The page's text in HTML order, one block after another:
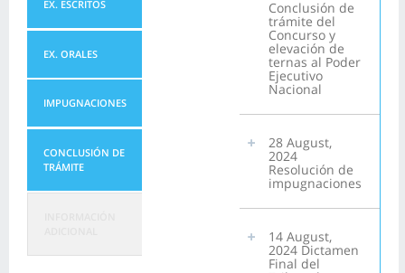
EX. ESCRITOS
EX. ORALES
IMPUGNACIONES
CONCLUSIÓN DE
TRÁMITE
Conclusión de
trámite del
Concurso y
elevación de
ternas al Poder
Ejecutivo
Nacional
28 August,
2024
Resolución de
impugnaciones
14 August,
2024 Dictamen
Final del